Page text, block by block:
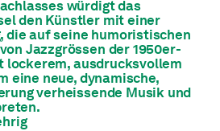
würdigt das
den Künstler mit einer
die auf seine humoristischen
Jazzgrössen der 1950er-
ausdrucksvollem
eine neue, dynamische,
verheissende Musik und